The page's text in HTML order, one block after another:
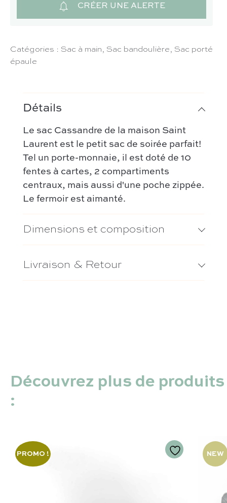
Détails
Le sac Cassandre de la maison Saint
Laurent est le petit sac de soirée parfait!
Tel un porte-monnaie, il est doté de 10
fentes à cartes, 2 compartiments
centraux, mais aussi d'une poche zippée.
Le fermoir est aimanté.
Dimensions et composition
Livraison & Retour
Catégories : Sac à main, Sac bandoulière, Sac porté
épaule
CRÉER UNE ALERTE
Découvrez plus de produits
:
PROMO ! NEW